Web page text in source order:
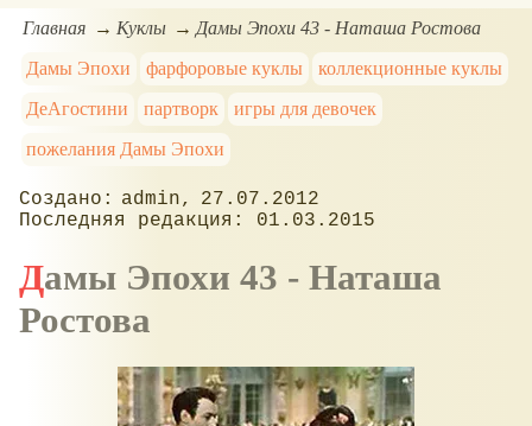
Главная Куклы
Дамы Эпохи 43 - Наташа Ростова
Дамы Эпохи
фарфоровые куклы
коллекционные куклы
ДеАгостини
партворк
игры для девочек
пожелания Дамы Эпохи
admin
27.07.2012
01.03.2015
Дамы Эпохи 43 - Наташа
Ростова